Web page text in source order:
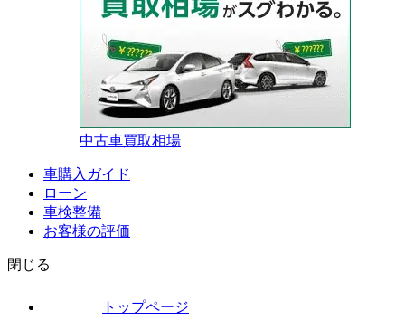
中古車買取相場
車購入ガイド
ローン
車検整備
お客様の評価
閉じる
トップページ